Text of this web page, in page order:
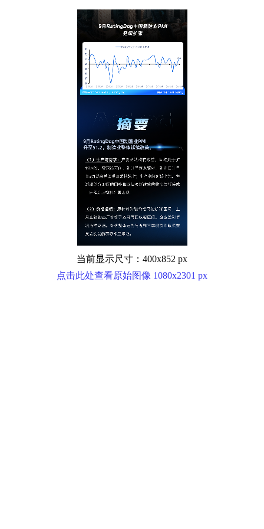
当前显示尺寸：400x852 px
点击此处查看原始图像 1080x2301 px